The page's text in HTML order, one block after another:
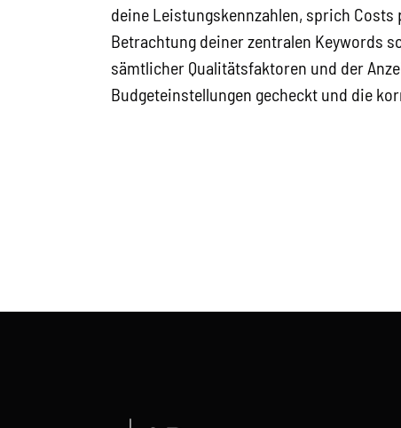
deine Leistungskennzahlen, sprich
Betrachtung deiner zentralen Keywords
sämtlicher Qualitätsfaktoren und der
Budgeteinstellungen gecheckt und die